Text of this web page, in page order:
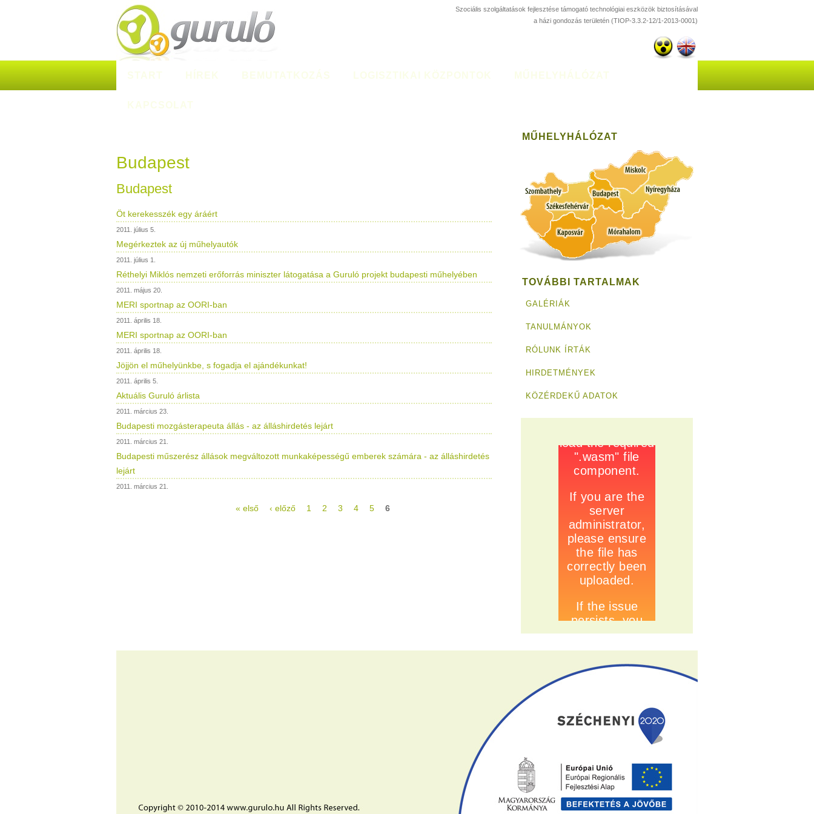
Szociális szolgáltatások fejlesztése támogató technológiai eszközök biztosításával
a házi gondozás területén (TIOP-3.3.2-12/1-2013-0001)
START HÍREK BEMUTATKOZÁS LOGISZTIKAI KÖZPONTOK MŰHELYHÁLÓZAT
KAPCSOLAT
Budapest
Budapest
Öt kerekesszék egy áráért
2011. július 5.
Megérkeztek az új műhelyautók
2011. július 1.
Réthelyi Miklós nemzeti erőforrás miniszter látogatása a Guruló projekt budapesti műhelyében
2011. május 20.
MERI sportnap az OORI-ban
2011. április 18.
MERI sportnap az OORI-ban
2011. április 18.
Jöjjön el műhelyünkbe, s fogadja el ajándékunkat!
2011. április 5.
Aktuális Guruló árlista
2011. március 23.
Budapesti mozgásterapeuta állás - az álláshirdetés lejárt
2011. március 21.
Budapesti műszerész állások megváltozott munkaképességű emberek számára - az álláshirdetés
lejárt
2011. március 21.
« első ‹ előző 1 2 3 4 5 6
MŰHELYHÁLÓZAT
TOVÁBBI TARTALMAK
GALÉRIÁK
TANULMÁNYOK
RÓLUNK ÍRTÁK
HIRDETMÉNYEK
KÖZÉRDEKŰ ADATOK